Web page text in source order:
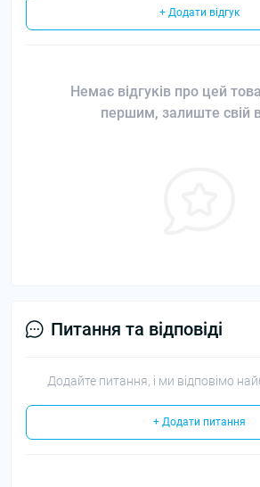
+ Додати відгук
Немає відгуків про цей
першим, залиште свій
Питання та відповіді
Додайте питання, і ми відповімо
+ Додати питання